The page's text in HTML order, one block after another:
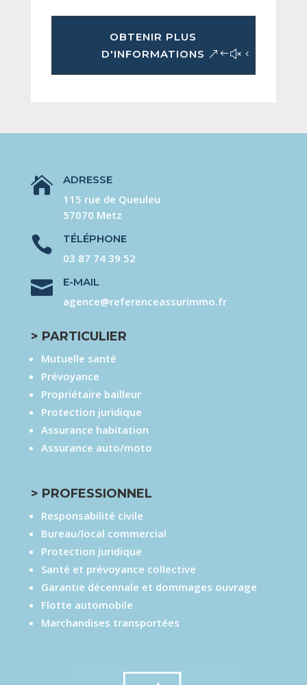
OBTENIR PLUS
D'INFORMATIONS
 ADRESSE
115 rue de Queuleu
57070 Metz
 TÉLÉPHONE
03 87 74 39 52
 E-MAIL
agence@referenceassurimmo.fr
> PARTICULIER
Mutuelle santé
Prévoyance
Propriétaire bailleur
Protection juridique
Assurance habitation
Assurance auto/moto
> PROFESSIONNEL
Responsabilité civile
Bureau/local commercial
Protection juridique
Santé et prévoyance collective
Garantie décennale et dommages ouvrage
Flotte automobile
Marchandises transportées